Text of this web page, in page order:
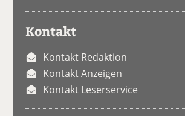
Kontakt
Kontakt Redaktion
Kontakt Anzeigen
Kontakt Leserservice